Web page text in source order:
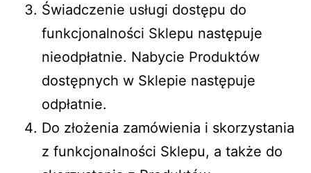
Świadczenie usługi dostępu do
funkcjonalności Sklepu następuje
nieodpłatnie. Nabycie Produktów
dostępnych w Sklepie następuje
odpłatnie.
Do złożenia zamówienia i skorzystania
z funkcjonalności Sklepu, a także do